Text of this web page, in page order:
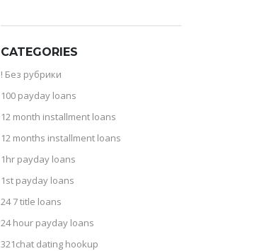
CATEGORIES
! Без рубрики
100 payday loans
12 month installment loans
12 months installment loans
1hr payday loans
1st payday loans
24 7 title loans
24 hour payday loans
321chat dating hookup